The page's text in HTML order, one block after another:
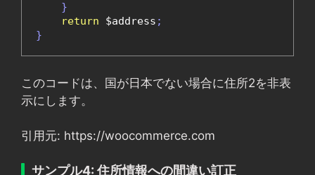
}
return $address ;
}
このコードは、国が日本でない場合に住所2を非表
示にします。
引用元: https://woocommerce.com
サンプル4: 住所情報への間違い訂正